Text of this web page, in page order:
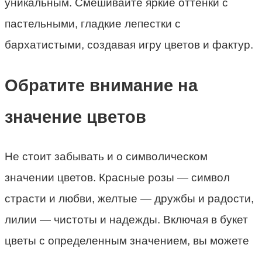
уникальным. Смешивайте яркие оттенки с
пастельными, гладкие лепестки с
бархатистыми, создавая игру цветов и фактур.
Обратите внимание на
значение цветов
Не стоит забывать и о символическом
значении цветов. Красные розы — символ
страсти и любви, желтые — дружбы и радости,
лилии — чистоты и надежды. Включая в букет
цветы с определенным значением, вы можете